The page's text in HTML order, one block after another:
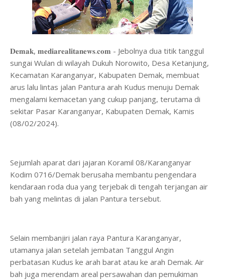
𝐃𝐞𝐦𝐚𝐤, 𝐦𝐞𝐝𝐢𝐚𝐫𝐞𝐚𝐥𝐢𝐭𝐚𝐧𝐞𝐰𝐬.𝐜𝐨𝐦 - Jebolnya dua titik tanggul
sungai Wulan di wilayah Dukuh Norowito, Desa Ketanjung,
Kecamatan Karanganyar, Kabupaten Demak, membuat
arus lalu lintas jalan Pantura arah Kudus menuju Demak
mengalami kemacetan yang cukup panjang, terutama di
sekitar Pasar Karanganyar, Kabupaten Demak, Kamis
(08/02/2024).
Sejumlah aparat dari jajaran Koramil 08/Karanganyar
Kodim 0716/Demak berusaha membantu pengendara
kendaraan roda dua yang terjebak di tengah terjangan air
bah yang melintas di jalan Pantura tersebut.
Selain membanjiri jalan raya Pantura Karanganyar,
utamanya jalan setelah jembatan Tanggul Angin
perbatasan Kudus ke arah barat atau ke arah Demak. Air
bah juga merendam areal persawahan dan pemukiman